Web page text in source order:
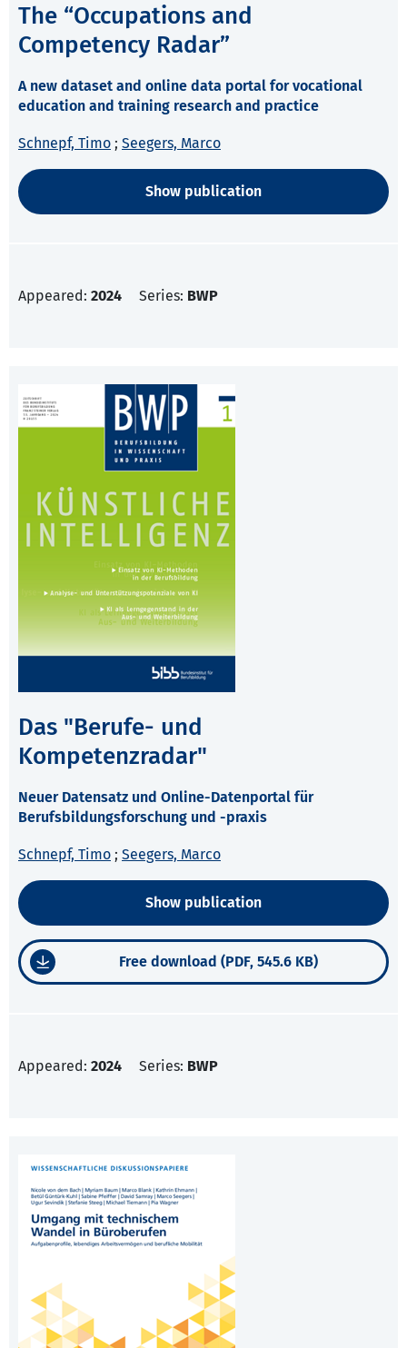
The “Occupations and
Competency Radar”
A new dataset and online data portal for vocational
education and training research and practice
Schnepf, Timo ; Seegers, Marco
Show publication
Appeared: 2024 Series: BWP
Das "Berufe- und
Kompetenzradar"
Neuer Datensatz und Online-Datenportal für
Berufsbildungsforschung und -praxis
Schnepf, Timo ; Seegers, Marco
Show publication
Free download (PDF, 545.6 KB)
Appeared: 2024 Series: BWP